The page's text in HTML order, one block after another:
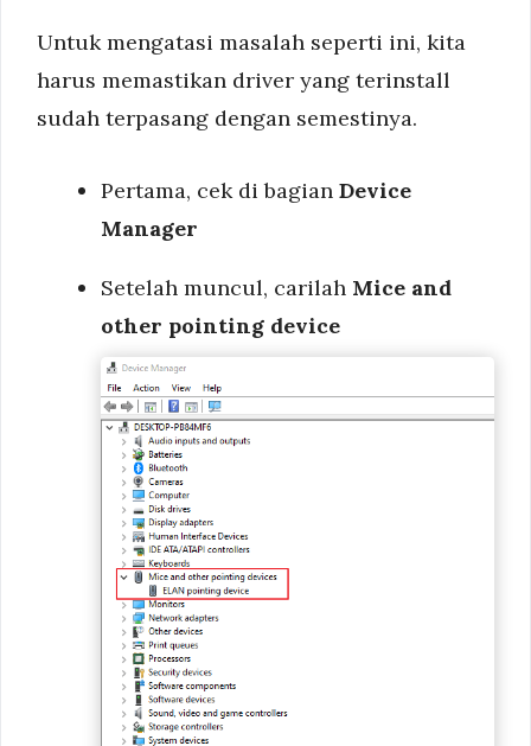
Untuk mengatasi masalah seperti ini, kita
harus memastikan driver yang terinstall
sudah terpasang dengan semestinya.
Pertama, cek di bagian Device
Manager
Setelah muncul, carilah Mice and
other pointing device